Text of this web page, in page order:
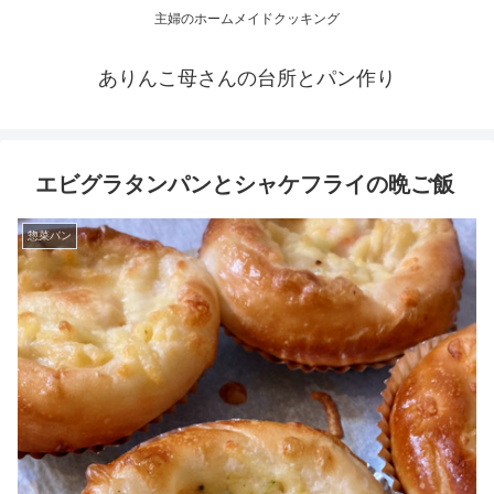
主婦のホームメイドクッキング
ありんこ母さんの台所とパン作り
エビグラタンパンとシャケフライの晩ご飯
惣菜パン